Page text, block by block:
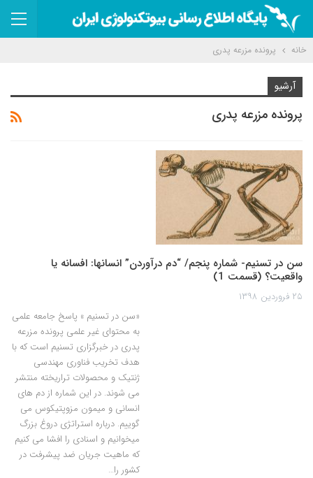
خانه پرونده مزرعه پدری
آرشیو
پرونده مزرعه پدری
سن در تسنیم- شماره پنجم/ “دم درآوردن” انسانها: افسانه یا
واقعیت؟ (قسمت 1)
۲۵ فروردین ۱۳۹۸
«سن در تسنیم » پاسخ جامعه علمی
به محتوای غیر علمی پرونده مزرعه
پدری در خبرگزاری تسنیم است که با
هدف تخریب فناوری مهندسی
ژنتیک و محصولات تراریخته منتشر
می شوند. در این شماره از دم های
انسانی و میمون مزوپتیکوس می
گوییم. درباره استراتژی دروغ بزرگ
میخوانیم و اسنادی را افشا می کنیم
که ماهیت جریان ضد پیشرفت در
کشور را…